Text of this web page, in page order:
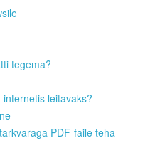
tegema?
leitavaks?
PDF-faile teha